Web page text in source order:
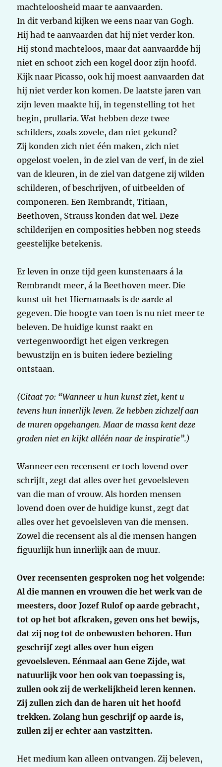
machteloosheid maar te aanvaarden.
In dit verband kijken we eens naar van Gogh.
Hij had te aanvaarden dat hij niet verder kon.
Hij stond machteloos, maar dat aanvaardde hij
niet en schoot zich een kogel door zijn hoofd.
Kijk naar Picasso, ook hij moest aanvaarden dat
hij niet verder kon komen. De laatste jaren van
zijn leven maakte hij, in tegenstelling tot het
begin, prullaria. Wat hebben deze twee
schilders, zoals zovele, dan niet gekund?
Zij konden zich niet één maken, zich niet
opgelost voelen, in de ziel van de verf, in de ziel
van de kleuren, in de ziel van datgene zij wilden
schilderen, of beschrijven, of uitbeelden of
componeren. Een Rembrandt, Titiaan,
Beethoven, Strauss konden dat wel. Deze
schilderijen en composities hebben nog steeds
geestelijke betekenis.
Er leven in onze tijd geen kunstenaars á la
Rembrandt meer, á la Beethoven meer. Die
kunst uit het Hiernamaals is de aarde al
gegeven. Die hoogte van toen is nu niet meer te
beleven. De huidige kunst raakt en
vertegenwoordigt het eigen verkregen
bewustzijn en is buiten iedere bezieling
ontstaan.
(Citaat 70: “Wanneer u hun kunst ziet, kent u
tevens hun innerlijk leven. Ze hebben zichzelf aan
de muren opgehangen. Maar de massa kent deze
graden niet en kijkt alléén naar de inspiratie”.)
Wanneer een recensent er toch lovend over
schrijft, zegt dat alles over het gevoelsleven
van die man of vrouw. Als horden mensen
lovend doen over de huidige kunst, zegt dat
alles over het gevoelsleven van die mensen.
Zowel die recensent als al die mensen hangen
figuurlijk hun innerlijk aan de muur.
Over recensenten gesproken nog het volgende:
Al die mannen en vrouwen die het werk van de
meesters, door Jozef Rulof op aarde gebracht,
tot op het bot afkraken, geven ons het bewijs,
dat zij nog tot de onbewusten behoren. Hun
geschrijf zegt alles over hun eigen
gevoelsleven. Eénmaal aan Gene Zijde, wat
natuurlijk voor hen ook van toepassing is,
zullen ook zij de werkelijkheid leren kennen.
Zij zullen zich dan de haren uit het hoofd
trekken. Zolang hun geschrijf op aarde is,
zullen zij er echter aan vastzitten.
Het medium kan alleen ontvangen. Zij beleven,